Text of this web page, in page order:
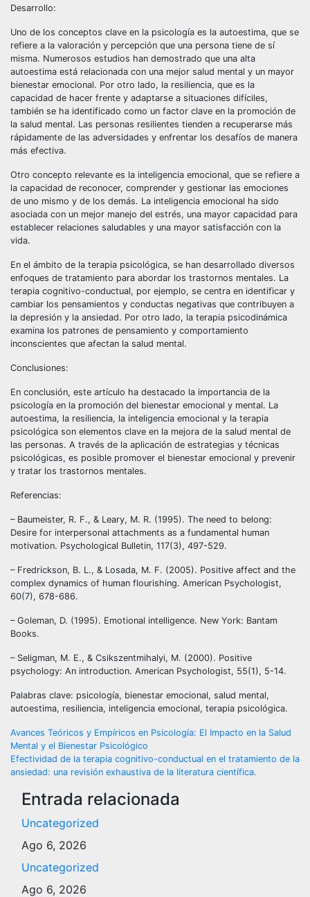
Desarrollo:
Uno de los conceptos clave en la psicología es la autoestima, que se
refiere a la valoración y percepción que una persona tiene de sí
misma. Numerosos estudios han demostrado que una alta
autoestima está relacionada con una mejor salud mental y un mayor
bienestar emocional. Por otro lado, la resiliencia, que es la
capacidad de hacer frente y adaptarse a situaciones difíciles,
también se ha identificado como un factor clave en la promoción de
la salud mental. Las personas resilientes tienden a recuperarse más
rápidamente de las adversidades y enfrentar los desafíos de manera
más efectiva.
Otro concepto relevante es la inteligencia emocional, que se refiere a
la capacidad de reconocer, comprender y gestionar las emociones
de uno mismo y de los demás. La inteligencia emocional ha sido
asociada con un mejor manejo del estrés, una mayor capacidad para
establecer relaciones saludables y una mayor satisfacción con la
vida.
En el ámbito de la terapia psicológica, se han desarrollado diversos
enfoques de tratamiento para abordar los trastornos mentales. La
terapia cognitivo-conductual, por ejemplo, se centra en identificar y
cambiar los pensamientos y conductas negativas que contribuyen a
la depresión y la ansiedad. Por otro lado, la terapia psicodinámica
examina los patrones de pensamiento y comportamiento
inconscientes que afectan la salud mental.
Conclusiones:
En conclusión, este artículo ha destacado la importancia de la
psicología en la promoción del bienestar emocional y mental. La
autoestima, la resiliencia, la inteligencia emocional y la terapia
psicológica son elementos clave en la mejora de la salud mental de
las personas. A través de la aplicación de estrategias y técnicas
psicológicas, es posible promover el bienestar emocional y prevenir
y tratar los trastornos mentales.
Referencias:
– Baumeister, R. F., & Leary, M. R. (1995). The need to belong:
Desire for interpersonal attachments as a fundamental human
motivation. Psychological Bulletin, 117(3), 497-529.
– Fredrickson, B. L., & Losada, M. F. (2005). Positive affect and the
complex dynamics of human flourishing. American Psychologist,
60(7), 678-686.
– Goleman, D. (1995). Emotional intelligence. New York: Bantam
Books.
– Seligman, M. E., & Csikszentmihalyi, M. (2000). Positive
psychology: An introduction. American Psychologist, 55(1), 5-14.
Palabras clave: psicología, bienestar emocional, salud mental,
autoestima, resiliencia, inteligencia emocional, terapia psicológica.
Navegación
de
entradas
Avances Teóricos y Empíricos en Psicología: El Impacto en la Salud
Mental y el Bienestar Psicológico
Efectividad de la terapia cognitivo-conductual en el tratamiento de la
ansiedad: una revisión exhaustiva de la literatura científica.
Entrada relacionada
Uncategorized
Ago 6, 2026
Uncategorized
Ago 6, 2026